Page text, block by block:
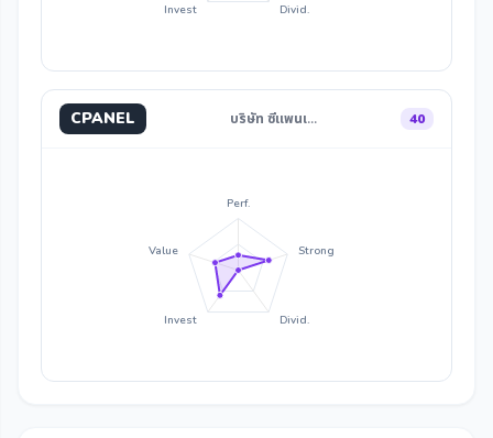
Divid.
Invest
CPANEL บริษัท ซีแพนเ… 40
Perf.
Strong
Divid.
Invest
Value